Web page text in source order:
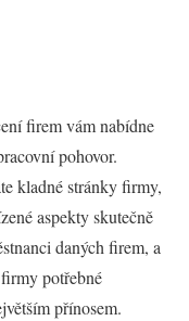
firem vám nabídne
pohovor.
kladné stránky firmy,
aspekty skutečně
daných firem, a
potřebné
přínosem.